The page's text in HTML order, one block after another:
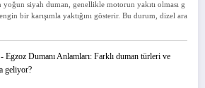
yoğun siyah duman, genellikle motorun yakıtı olması g
bir karışımla yaktığını gösterir. Bu durum, dizel ara
- Egzoz Dumanı Anlamları: Farklı duman türleri ve
geliyor?